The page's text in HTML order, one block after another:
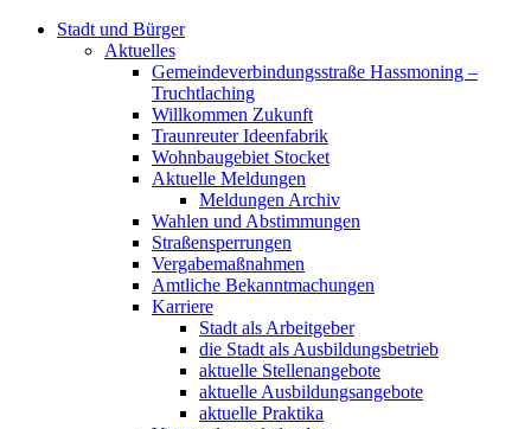
Stadt und Bürger
Aktuelles
Gemeindeverbindungsstraße Hassmoning –
Truchtlaching
Willkommen Zukunft
Traunreuter Ideenfabrik
Wohnbaugebiet Stocket
Aktuelle Meldungen
Meldungen Archiv
Wahlen und Abstimmungen
Straßensperrungen
Vergabemaßnahmen
Amtliche Bekanntmachungen
Karriere
Stadt als Arbeitgeber
die Stadt als Ausbildungsbetrieb
aktuelle Stellenangebote
aktuelle Ausbildungsangebote
aktuelle Praktika